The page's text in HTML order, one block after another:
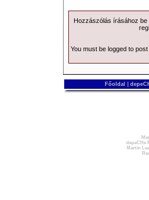
Hozzászólás írásához be
You must be logged to
Főoldal
depeCHe
Martin